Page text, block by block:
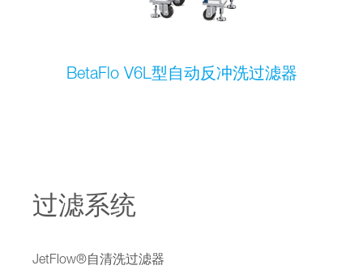
BetaFlo V6L型自动反冲洗过滤器
过滤系统
JetFlow®自清洗过滤器